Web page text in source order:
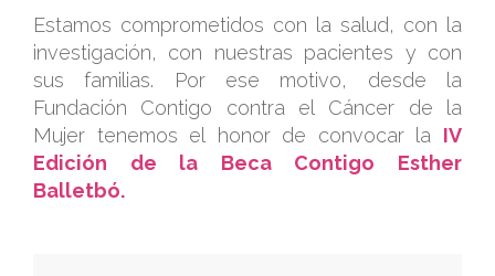
Estamos comprometidos con la salud, con la
investigación, con nuestras pacientes y con
sus familias. Por ese motivo, desde la
Fundación Contigo contra el Cáncer de la
Mujer tenemos el honor de convocar la IV
Edición de la Beca Contigo Esther
Balletbó.